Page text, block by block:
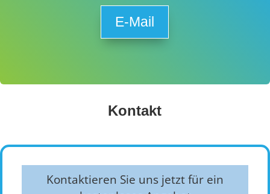
E-Mail
Kontakt
Kontaktieren Sie uns jetzt für ein